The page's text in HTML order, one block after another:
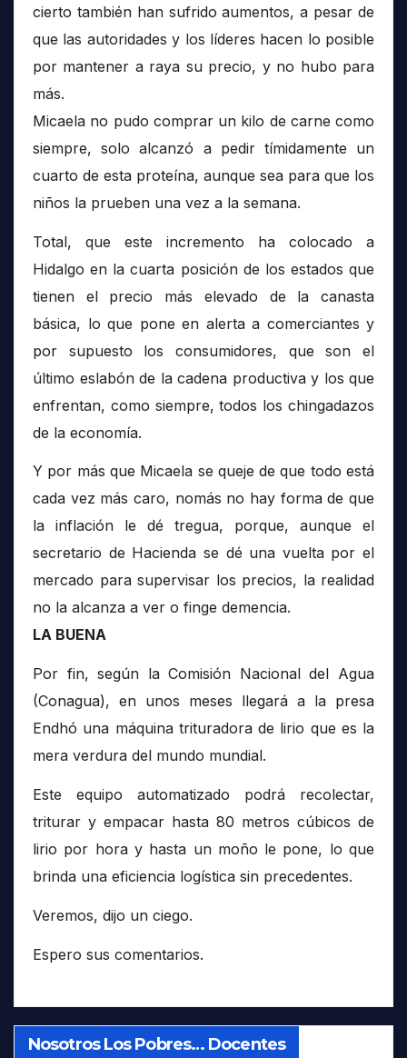
cierto también han sufrido aumentos, a pesar de
que las autoridades y los líderes hacen lo posible
por mantener a raya su precio, y no hubo para
más.
Micaela no pudo comprar un kilo de carne como
siempre, solo alcanzó a pedir tímidamente un
cuarto de esta proteína, aunque sea para que los
niños la prueben una vez a la semana.
Total, que este incremento ha colocado a
Hidalgo en la cuarta posición de los estados que
tienen el precio más elevado de la canasta
básica, lo que pone en alerta a comerciantes y
por supuesto los consumidores, que son el
último eslabón de la cadena productiva y los que
enfrentan, como siempre, todos los chingadazos
de la economía.
Y por más que Micaela se queje de que todo está
cada vez más caro, nomás no hay forma de que
la inflación le dé tregua, porque, aunque el
secretario de Hacienda se dé una vuelta por el
mercado para supervisar los precios, la realidad
no la alcanza a ver o finge demencia.
LA BUENA
Por fin, según la Comisión Nacional del Agua
(Conagua), en unos meses llegará a la presa
Endhó una máquina trituradora de lirio que es la
mera verdura del mundo mundial.
Este equipo automatizado podrá recolectar,
triturar y empacar hasta 80 metros cúbicos de
lirio por hora y hasta un moño le pone, lo que
brinda una eficiencia logística sin precedentes.
Veremos, dijo un ciego.
Espero sus comentarios.
Nosotros Los Pobres… Docentes